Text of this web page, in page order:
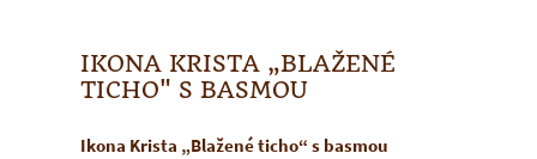
IKONA KRISTA „BLAŽENÉ
TICHO" S BASMOU
Ikona Krista „Blažené ticho“ s basmou